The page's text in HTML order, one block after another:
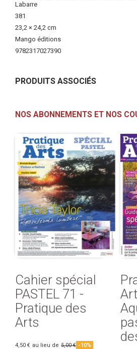
Labarre
381
23,2 × 24,2 cm
Mango éditions
9782317027390
PRODUITS ASSOCIÉS
NOS ABONNEMENTS ET NOS
Cahier spécial
PASTEL 71 -
Pratique des
Arts
4,50 € au lieu de 5,00 € -10%